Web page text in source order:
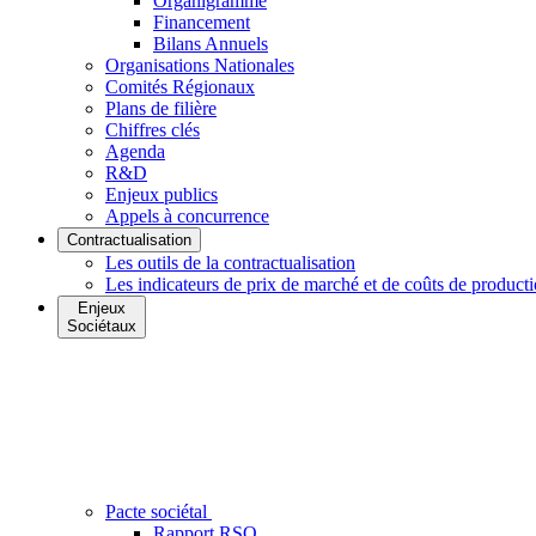
Financement
Bilans Annuels
Organisations Nationales
Comités Régionaux
Plans de filière
Chiffres clés
Agenda
R&D
Enjeux publics
Appels à concurrence
Contractualisation
Les outils de la contractualisation
Les indicateurs de prix de marché et de coûts de
Enjeux
Sociétaux
Pacte sociétal